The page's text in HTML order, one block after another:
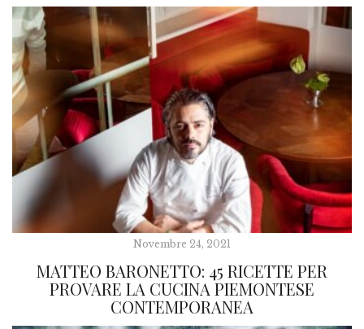
Novembre 24, 2021
MATTEO BARONETTO: 45 RICETTE PER
PROVARE LA CUCINA PIEMONTESE
CONTEMPORANEA